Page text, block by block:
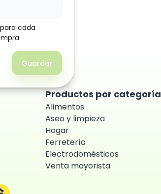
Productos por categoría
Alimentos
Aseo y limpieza
Hogar
Ferretería
Electrodomésticos
Venta mayorista
cada
Guardar
cada
Guardar